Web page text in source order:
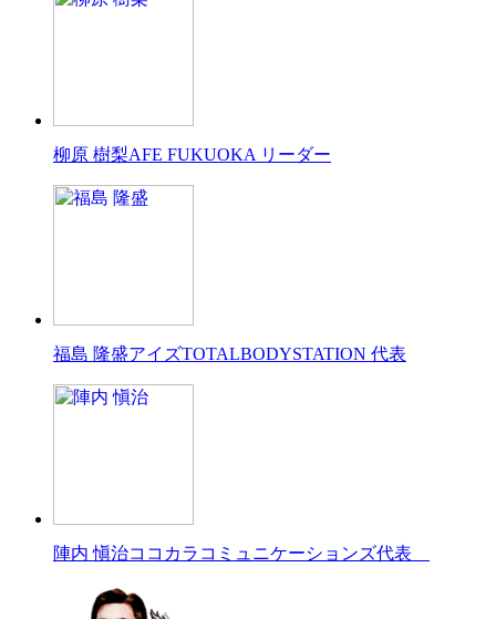
柳原 樹梨AFE FUKUOKA リーダー
福島 隆盛アイズTOTALBODYSTATION 代表
陣内 愼治ココカラコミュニケーションズ代表